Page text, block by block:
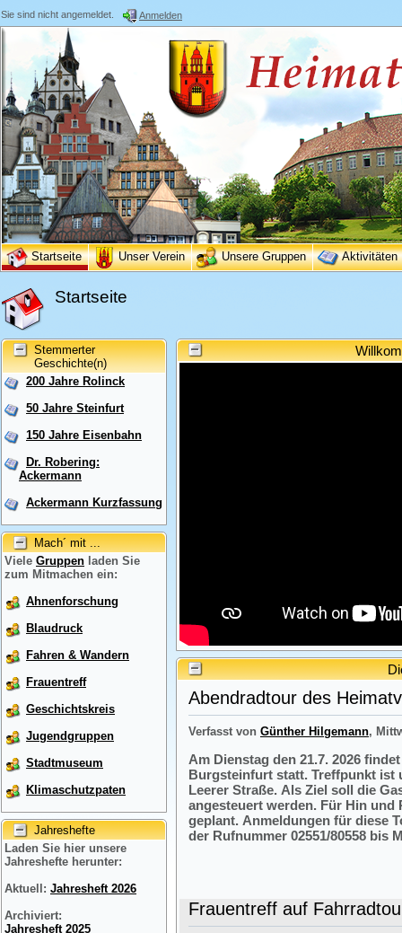
Sie sind nicht angemeldet. Anmelden
Startseite Unser Verein Unsere Gruppen Aktivitäten
Startseite
Stemmerter
Geschichte(n)
200 Jahre Rolinck
50 Jahre Steinfurt
150 Jahre Eisenbahn
Dr. Robering:
Ackermann
Ackermann Kurzfassung
Mach´ mit ...
Viele Gruppen laden Sie
zum Mitmachen ein:
Ahnenforschung
Blaudruck
Fahren & Wandern
Frauentreff
Geschichtskreis
Jugendgruppen
Stadtmuseum
Klimaschutzpaten
Jahreshefte
Laden Sie hier unsere
Jahreshefte herunter:
Aktuell: Jahresheft 2026
Archiviert:
Jahresheft 2025
Abendradtour des
Verfasst von Günther Hilgemann,
Am Dienstag den 21.7. 2026
Burgsteinfurt statt. Treffpunkt ist
Leerer Straße. Als Ziel soll die
angesteuert werden. Für Hin und
geplant. Anmeldungen für diese
der Rufnummer 02551/80558 bis
Frauentreff auf